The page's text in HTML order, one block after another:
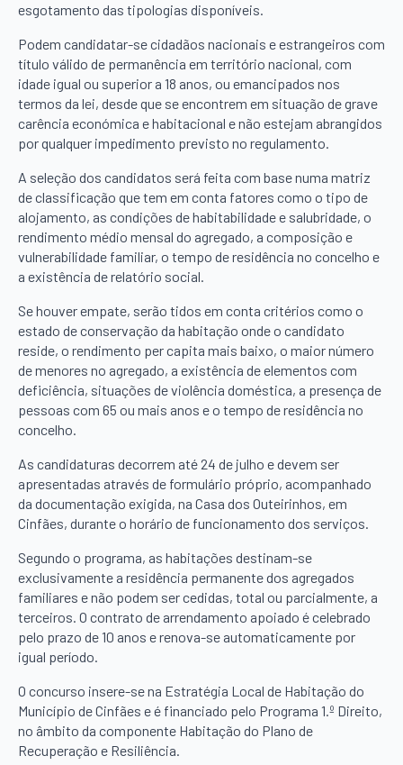
esgotamento das tipologias disponíveis.
Podem candidatar-se cidadãos nacionais e estrangeiros com
título válido de permanência em território nacional, com
idade igual ou superior a 18 anos, ou emancipados nos
termos da lei, desde que se encontrem em situação de grave
carência económica e habitacional e não estejam abrangidos
por qualquer impedimento previsto no regulamento.
A seleção dos candidatos será feita com base numa matriz
de classificação que tem em conta fatores como o tipo de
alojamento, as condições de habitabilidade e salubridade, o
rendimento médio mensal do agregado, a composição e
vulnerabilidade familiar, o tempo de residência no concelho e
a existência de relatório social.
Se houver empate, serão tidos em conta critérios como o
estado de conservação da habitação onde o candidato
reside, o rendimento per capita mais baixo, o maior número
de menores no agregado, a existência de elementos com
deficiência, situações de violência doméstica, a presença de
pessoas com 65 ou mais anos e o tempo de residência no
concelho.
As candidaturas decorrem até 24 de julho e devem ser
apresentadas através de formulário próprio, acompanhado
da documentação exigida, na Casa dos Outeirinhos, em
Cinfães, durante o horário de funcionamento dos serviços.
Segundo o programa, as habitações destinam-se
exclusivamente a residência permanente dos agregados
familiares e não podem ser cedidas, total ou parcialmente, a
terceiros. O contrato de arrendamento apoiado é celebrado
pelo prazo de 10 anos e renova-se automaticamente por
igual período.
O concurso insere-se na Estratégia Local de Habitação do
Município de Cinfães e é financiado pelo Programa 1.º Direito,
no âmbito da componente Habitação do Plano de
Recuperação e Resiliência.